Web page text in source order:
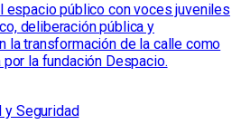
espacio público con voces juveniles
deliberación pública y
la transformación de la calle como
la fundación Despacio.
y Seguridad